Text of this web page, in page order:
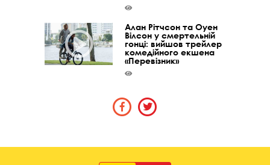
Алан Рітчсон та Оуен
Вілсон у смертельній
гонці: вийшов трейлер
комедійного екшена
«Перевізник»